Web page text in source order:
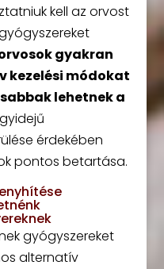
kell az orvost
gyakran
kezelési módokat
lehetnek a
érdekében
pontos betartása.
gyógyszereket
alternatív